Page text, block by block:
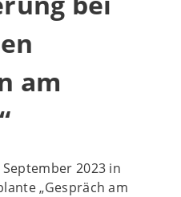
am
2023 in
„Gespräch am